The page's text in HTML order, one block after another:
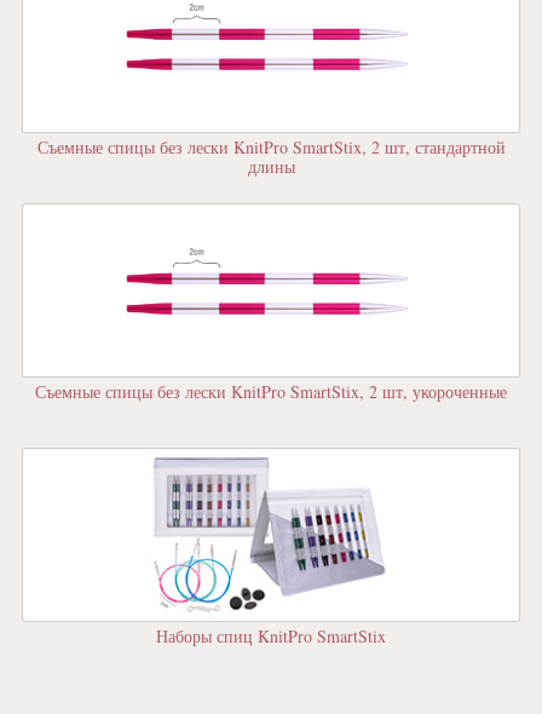
Съемные спицы без лески KnitPro SmartStix, 2 шт, стандартной
длины
Съемные спицы без лески KnitPro SmartStix, 2 шт, укороченные
Наборы спиц KnitPro SmartStix